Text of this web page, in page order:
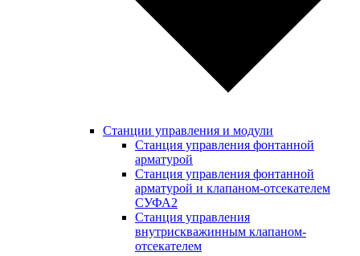
Станции управления и модули
Станция управления фонтанной
арматурой
Станция управления фонтанной
арматурой и клапаном-отсекателем
СУФА2
Станция управления
внутрискважинным клапаном-
отсекателем